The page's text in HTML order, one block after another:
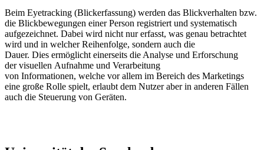
Beim Eyetracking (Blickerfassung) werden das Blickverhalten bzw.
die Blickbewegungen einer Person registriert und systematisch
aufgezeichnet. Dabei wird nicht nur erfasst, was genau betrachtet
wird und in welcher Reihenfolge, sondern auch die
Dauer. Dies ermöglicht einerseits die Analyse und Erforschung
der visuellen Aufnahme und Verarbeitung
von Informationen, welche vor allem im Bereich des Marketings
eine große Rolle spielt, erlaubt dem Nutzer aber in anderen Fällen
auch die Steuerung von Geräten.